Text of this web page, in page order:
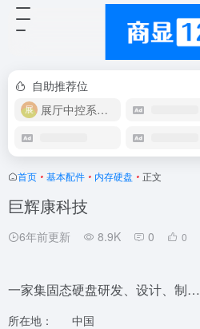
自助推荐位
展厅中控系统OEM
首页 • 基本配件 • 内存硬盘 • 正文
巨辉康科技
6年前更新 8.9K 0 0
一家集固态硬盘研发、设计、制…
所在地：
中国